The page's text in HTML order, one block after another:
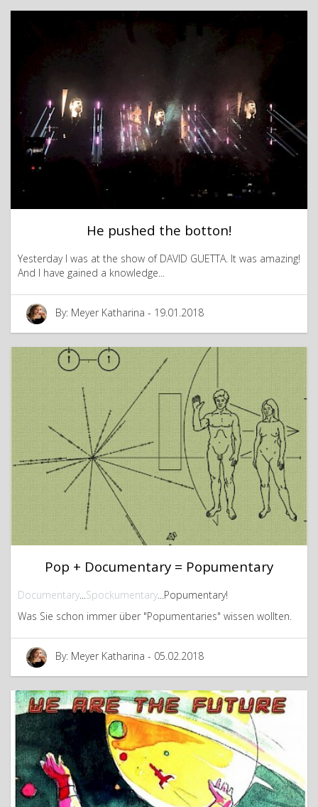
He pushed the botton!
Yesterday I was at the show of DAVID GUETTA. It was amazing!
And I have gained a knowledge...
By: Meyer Katharina - 19.01.2018
Pop + Documentary = Popumentary
Documentary Spockumentary ...Popumentary!
Was Sie schon immer über "Popumentaries" wissen wollten.
By: Meyer Katharina - 05.02.2018